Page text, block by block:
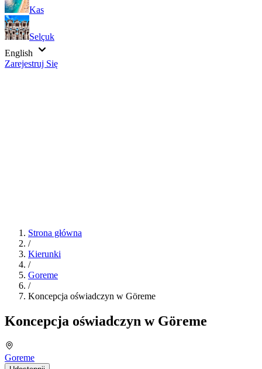
Kas
Selçuk
English
Zarejestruj Się
Strona główna
/
Kierunki
/
Goreme
/
Koncepcja oświadczyn w Göreme
Koncepcja oświadczyn w Göreme
Goreme